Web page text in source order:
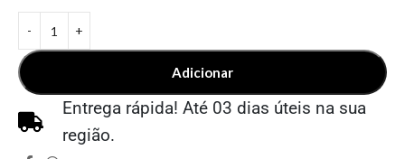
Adicionar
Entrega rápida! Até 03 dias úteis na sua
região.